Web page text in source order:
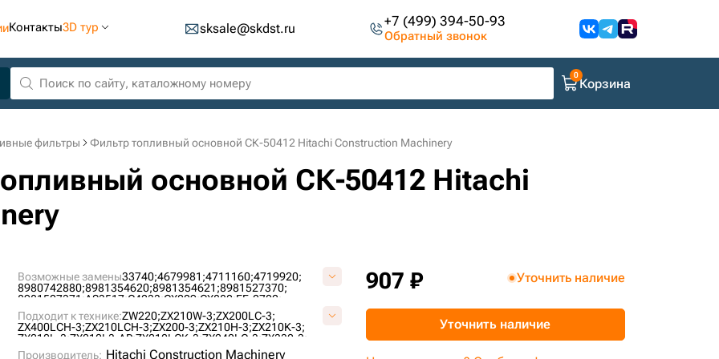
Контакты3D тур sksale@skdst.ru +7 (499) 394-50-93
Обратный звонок
Корзина
фильтры Фильтр топливный основной СК-50412 Hitachi Construction Machinery
основной СК-50412 Hitachi
Возможные замены33740;4679981;4711160;4719920;
8980742880;8981354620;8981354621;8981527370;
8981527371;AS3517;C4233;CX209;CX880;EF-2702;
FF4679981;
H349004018A;HY349004018A;MFE1505C;
P502424;PF7984;SK3022/2;ST20880;
Подходит к технике:ZW220;ZX210W-3;ZX200LC-3;
ZX400LCH-3;ZX210LCH-3;ZX200-3;ZX210H-3;ZX210K-3;
ZX210L-3;ZX210L3-AP;ZX210LCK-3;ZX240LC-3;ZX330-3;
ZX3303-(B);
ZX330LC-3;ZX330LC3-(B); ZX330LC3-(LA);
Производитель: Hitachi Construction Machinery
907 ₽ Уточнить наличие
Уточнить наличие